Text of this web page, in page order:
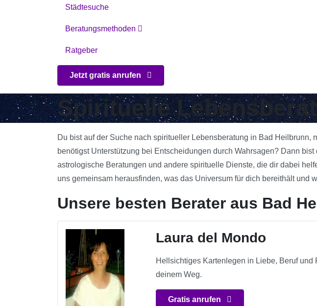
Städtesuche
Beratungsmethoden
Ratgeber
Jetzt gratis anrufen
Spirituelle
Du bist auf der Suche nach spiritueller Lebensberatung in Bad
benötigst Unterstützung bei Entscheidungen durch Wahrsagen? Dann
astrologische Beratungen und andere spirituelle Dienste, die dir dabei
uns gemeinsam herausfinden, was das Universum für dich bereithält
Unsere besten Berater aus Bad
Laura del Mondo
Hellsichtiges Kartenlegen in Liebe, Beruf
deinem Weg.
Gratis anrufen